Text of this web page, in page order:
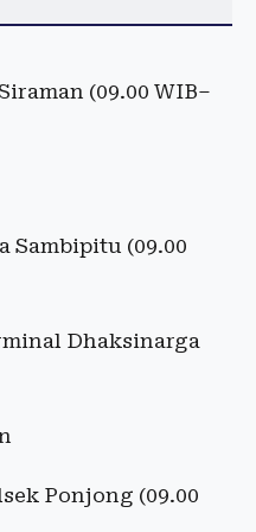
(09.00 WIB–
Sambipitu (09.00
Dhaksinarga
Ponjong (09.00